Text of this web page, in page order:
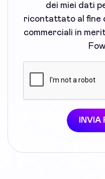
dei miei dati
ricontattato al fine
commerciali in
INVIA